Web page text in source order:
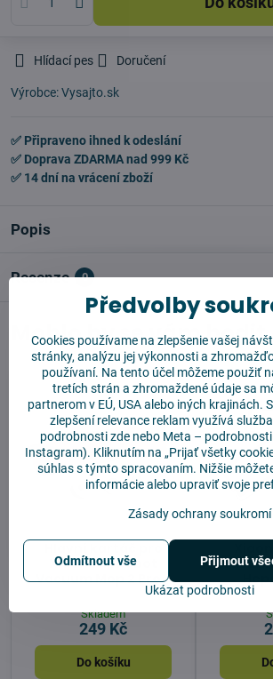
Hlídací pes Doručení
Výrobce:Vysajto.sk
✅ Připraveno ihned k odeslání
✅ Doprava ZDARMA nad 999 Kč
✅ 14 dní na vrácení zboží
Popis
Recenze 0
Mohlo by se vám hodit
Xiaomi Mi Robot
Vacuum Mop 2 Pro +
Skladem
249 Kč
Do košíku
Předvolby
Cookies používame na zlepšenie vašej
stránky, analýzu jej výkonnosti a
používaní. Na tento účel môžeme použiť
tretích strán a zhromaždené údaje sa
partnerom v EÚ, USA alebo iných krajinách.
zlepšení relevance reklam využívá služba
podrobnosti zde nebo Meta –
Instagram). Kliknutím na „Prijať všetky
súhlas s týmto spracovaním. Nižšie
informácie alebo upraviť svoje
Zásady ochrany soukromí
Ukázat podrobnosti
Přijmout
Odmítnout vše